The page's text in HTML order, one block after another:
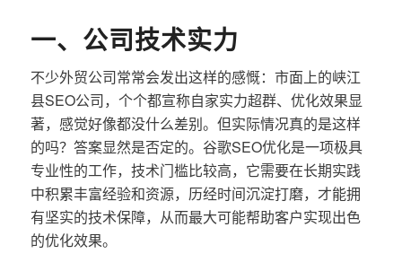
一、公司技术实力
不少外贸公司常常会发出这样的感慨：市面上的峡江
县SEO公司，个个都宣称自家实力超群、优化效果显
著，感觉好像都没什么差别。但实际情况真的是这样
的吗？答案显然是否定的。谷歌SEO优化是一项极具
专业性的工作，技术门槛比较高，它需要在长期实践
中积累丰富经验和资源，历经时间沉淀打磨，才能拥
有坚实的技术保障，从而最大可能帮助客户实现出色
的优化效果。